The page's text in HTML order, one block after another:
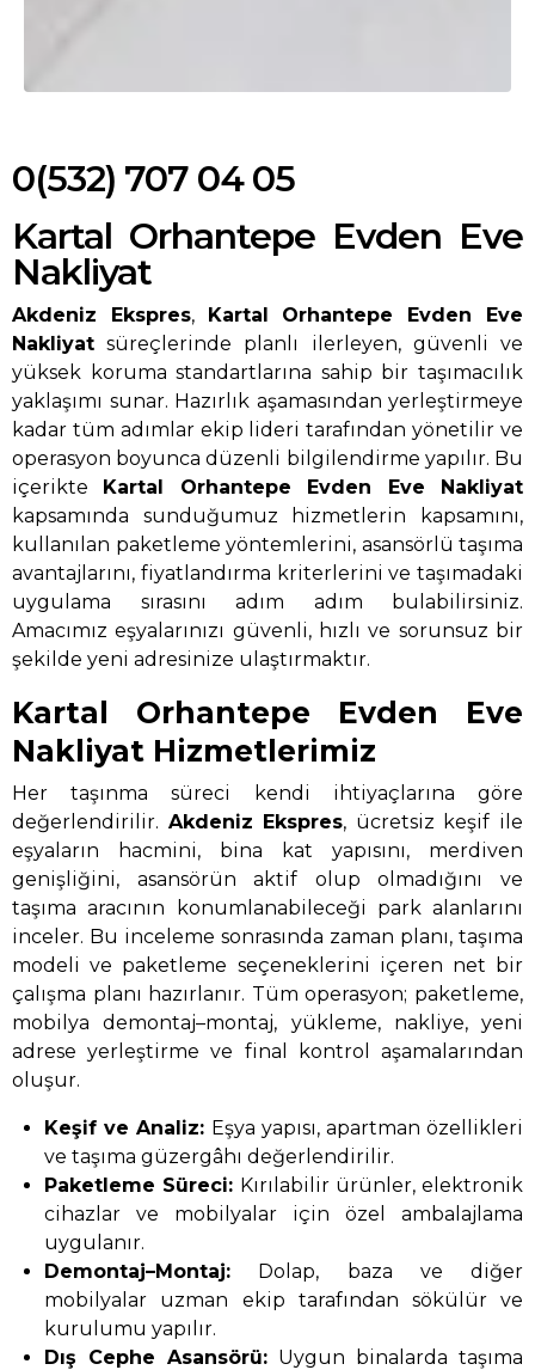
0(532) 707 04 05
Kartal Orhantepe Evden Eve
Nakliyat
Akdeniz Ekspres,
Kartal Orhantepe Evden Eve
Nakliyat süreçlerinde planlı ilerleyen, güvenli ve
yüksek koruma standartlarına sahip bir taşımacılık
yaklaşımı sunar. Hazırlık aşamasından yerleştirmeye
kadar tüm adımlar ekip lideri tarafından yönetilir ve
operasyon boyunca düzenli bilgilendirme yapılır. Bu
içerikte
Kartal Orhantepe Evden Eve Nakliyat
kapsamında sunduğumuz hizmetlerin kapsamını,
kullanılan paketleme yöntemlerini, asansörlü taşıma
avantajlarını, fiyatlandırma kriterlerini ve taşımadaki
uygulama sırasını adım adım bulabilirsiniz.
Amacımız eşyalarınızı güvenli, hızlı ve sorunsuz bir
şekilde yeni adresinize ulaştırmaktır.
Kartal Orhantepe Evden Eve
Nakliyat Hizmetlerimiz
Her taşınma süreci kendi ihtiyaçlarına göre
değerlendirilir. Akdeniz Ekspres, ücretsiz keşif ile
eşyaların hacmini, bina kat yapısını, merdiven
genişliğini, asansörün aktif olup olmadığını ve
taşıma aracının konumlanabileceği park alanlarını
inceler. Bu inceleme sonrasında zaman planı, taşıma
modeli ve paketleme seçeneklerini içeren net bir
çalışma planı hazırlanır. Tüm operasyon; paketleme,
mobilya demontaj–montaj, yükleme, nakliye, yeni
adrese yerleştirme ve final kontrol aşamalarından
oluşur.
Keşif ve Analiz: Eşya yapısı, apartman özellikleri
ve taşıma güzergâhı değerlendirilir.
Paketleme Süreci: Kırılabilir ürünler, elektronik
cihazlar ve mobilyalar için özel ambalajlama
uygulanır.
Demontaj–Montaj: Dolap, baza ve diğer
mobilyalar uzman ekip tarafından sökülür ve
kurulumu yapılır.
Dış Cephe Asansörü: Uygun binalarda taşıma